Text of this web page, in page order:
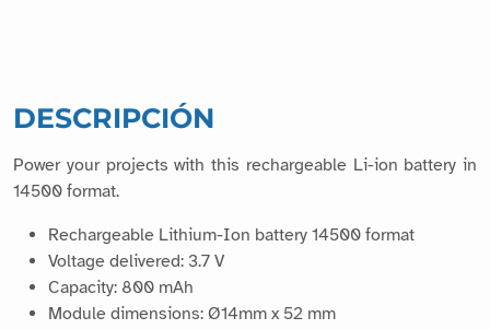
DESCRIPCIÓN
Power your projects with this rechargeable Li-ion battery in
14500 format.
Rechargeable Lithium-Ion battery 14500 format
Voltage delivered: 3.7 V
Capacity: 800 mAh
Module dimensions: Ø14mm x 52 mm